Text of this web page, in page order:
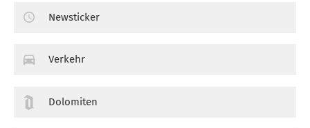
Newsticker
Verkehr
Dolomiten